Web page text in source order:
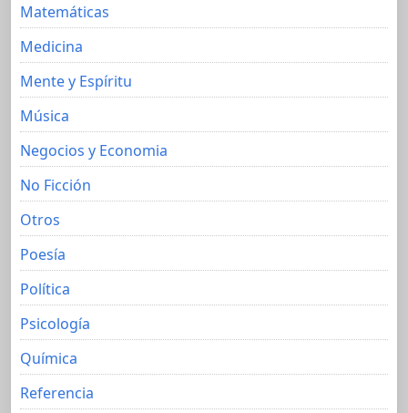
Matemáticas
Medicina
Mente y Espíritu
Música
Negocios y Economia
No Ficción
Otros
Poesía
Política
Psicología
Química
Referencia